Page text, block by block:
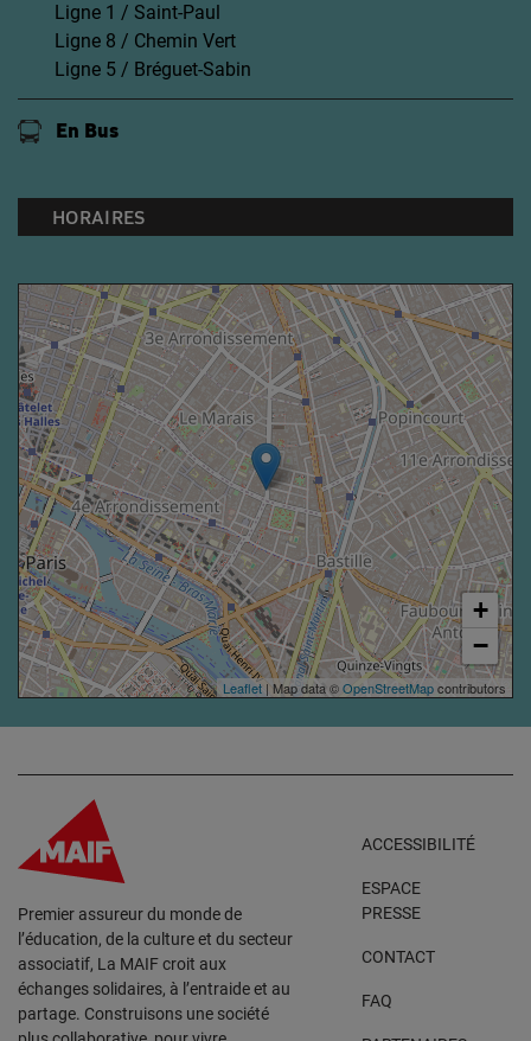
Ligne 1 / Saint-Paul
Ligne 8 / Chemin Vert
Ligne 5 / Bréguet-Sabin
En Bus
HORAIRES
+
−
Leaflet| Map data ©OpenStreetMapcontributors
Premier assureur du monde de
l’éducation, de la culture et du secteur
associatif, La MAIF croit aux
échanges solidaires, à l’entraide et au
partage. Construisons une société
ACCESSIBILITÉ
ESPACE
PRESSE
CONTACT
FAQ